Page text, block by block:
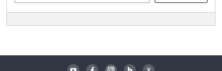
유튜브 페이스북 인스타그램 블로그 트위터